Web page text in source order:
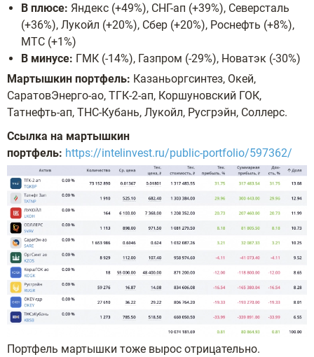
В плюсе: Яндекс (+49%), СНГ-ап (+39%), Северсталь
(+36%), Лукойл (+20%), Сбер (+20%), Роснефть (+8%),
МТС (+1%)
В минусе: ГМК (-14%), Газпром (-29%), Новатэк (-30%)
Мартышкин портфель: Казаньоргсинтез, Окей,
СаратовЭнерго-ао, ТГК-2-ап, Коршуновский ГОК,
Татнефть-ап, ТНС-Кубань, Лукойл, Русгрэйн, Соллерс.
Ссылка на мартышкин
портфель: https://intelinvest.ru/public-portfolio/597362/
Портфель мартышки тоже вырос отрицательно.